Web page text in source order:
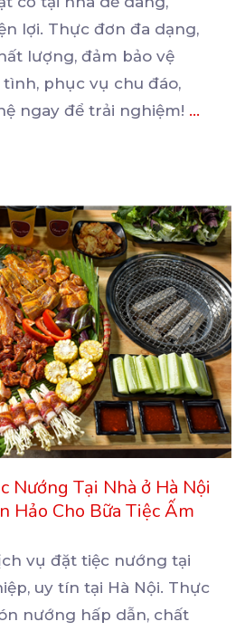
lợi. Thực đơn đa dạng,
lượng, đảm bảo vệ
phục vụ chu đáo,
ngay để trải nghiệm! ...
Nướng Tại Nhà ở Hà Nội
Hảo Cho Bữa Tiệc Ấm
vụ đặt tiệc nướng tại
uy tín tại Hà Nội. Thực
nướng hấp dẫn, chất